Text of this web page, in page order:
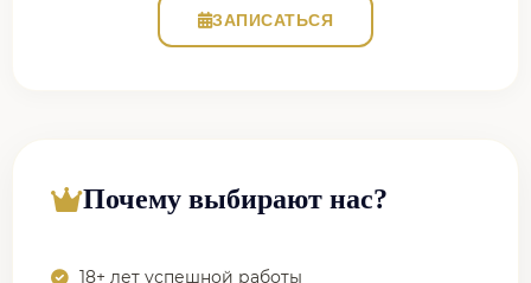
ЗАПИСАТЬСЯ
Почему выбирают нас?
18+ лет успешной работы